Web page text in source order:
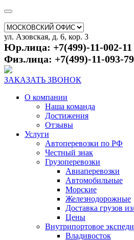
ул. Азовская, д. 6, кор. 3
Юр.лица: +7(499)-11-002-11
Физ.лица: +7(499)-11-093-79
ЗАКАЗАТЬ ЗВОНОК
О компании
Наша команда
Достижения
Отзывы
Услуги
Автоперевозки по РФ
Честный знак
Грузоперевозки
Авиаперевозки
Автомобильные
Морские
Железнодорожные
Доставка грузов
Цены
Внутрипортовое
Владивосток